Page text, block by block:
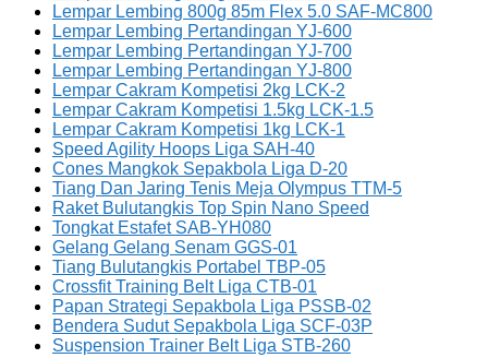
Lempar Lembing 800g 85m Flex 5.0 SAF-MC800
Lempar Lembing Pertandingan YJ-600
Lempar Lembing Pertandingan YJ-700
Lempar Lembing Pertandingan YJ-800
Lempar Cakram Kompetisi 2kg LCK-2
Lempar Cakram Kompetisi 1.5kg LCK-1.5
Lempar Cakram Kompetisi 1kg LCK-1
Speed Agility Hoops Liga SAH-40
Cones Mangkok Sepakbola Liga D-20
Tiang Dan Jaring Tenis Meja Olympus TTM-5
Raket Bulutangkis Top Spin Nano Speed
Tongkat Estafet SAB-YH080
Gelang Gelang Senam GGS-01
Tiang Bulutangkis Portabel TBP-05
Crossfit Training Belt Liga CTB-01
Papan Strategi Sepakbola Liga PSSB-02
Bendera Sudut Sepakbola Liga SCF-03P
Suspension Trainer Belt Liga STB-260